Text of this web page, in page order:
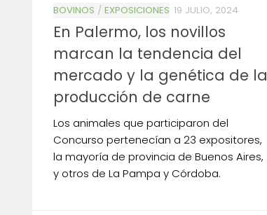
BOVINOS / EXPOSICIONES 19 JULIO, 2024
En Palermo, los novillos
marcan la tendencia del
mercado y la genética de la
producción de carne
Los animales que participaron del
Concurso pertenecían a 23 expositores,
la mayoría de provincia de Buenos Aires,
y otros de La Pampa y Córdoba.